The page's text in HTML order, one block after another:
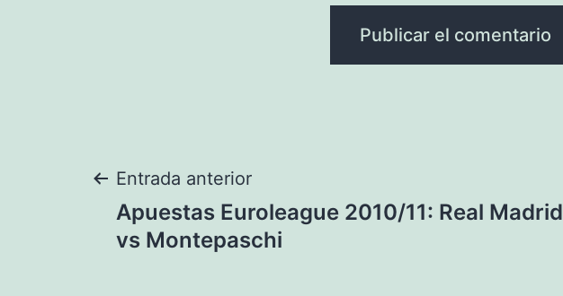
Navegación
de
Entrada anterior
Apuestas Euroleague 2010/11: Real Madrid
vs Montepaschi